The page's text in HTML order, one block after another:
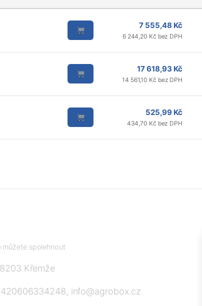
7 555,48 Kč
6 244,20 Kč bez DPH
17 618,93 Kč
14 561,10 Kč bez DPH
525,99 Kč
434,70 Kč bez DPH
můžete spolehnout
Křemže
info@agrobox.cz